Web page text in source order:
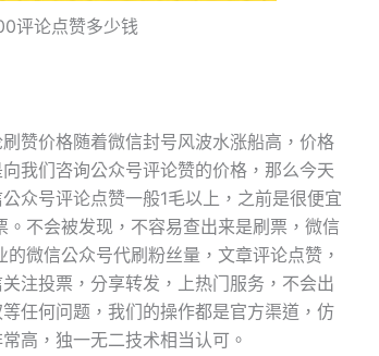
评论点赞多少钱
赞价格随着微信封号风波水涨船高，价格
我们咨询公众号评论赞的价格，那么今天
众号评论点赞一般1毛以上，之前是很便宜
不会被发现，不容易查出来是刷票，微信
微信公众号代刷粉丝量，文章评论点赞，
注投票，分享转发，上热门服务，不会出
任何问题，我们的操作都是官方渠道，仿
高，独一无二技术相当认可。